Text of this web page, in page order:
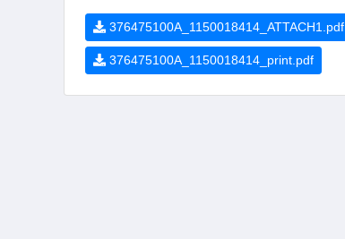
376475100A_1150018414_ATTACH1.pdf
376475100A_1150018414_print.pdf